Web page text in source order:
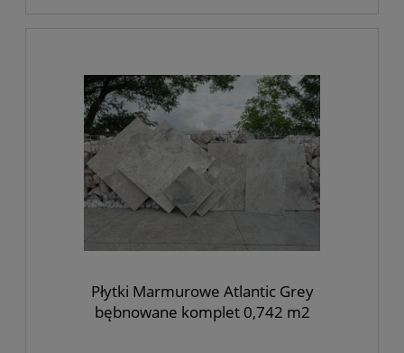
Płytki Marmurowe Atlantic Grey
bębnowane komplet 0,742 m2